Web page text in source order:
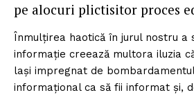
pe alocuri plictisitor proces
Înmulțirea haotică în jurul nostru a
informație creează multora iluzia
lași impregnat de
informațional ca să fii informat și,